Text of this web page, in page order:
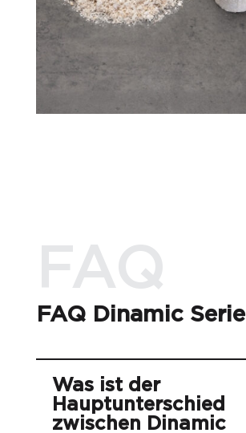
FAQ
FAQ Dinamic Serie
Was ist der
Hauptunterschied
zwischen Dinamic